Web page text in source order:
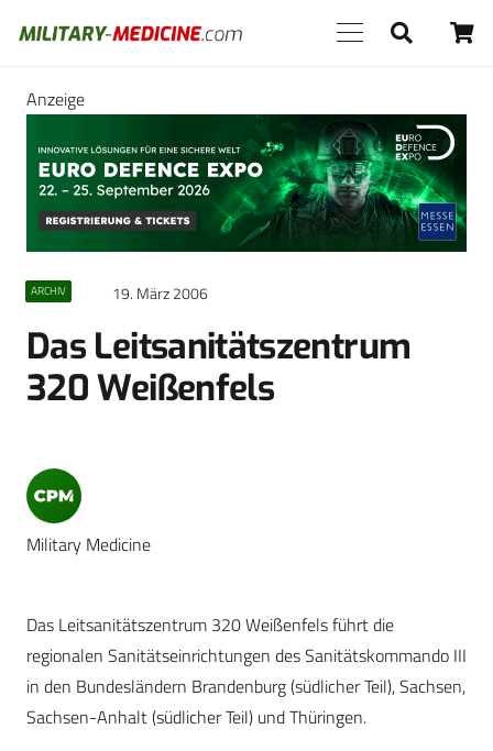
Anzeige
ARCHIV 19. März 2006
Das Leitsanitätszentrum
320 Weißenfels
Military Medicine
Das Leitsanitätszentrum 320 Weißenfels führt die
regionalen Sanitätseinrichtungen des Sanitätskommando III
in den Bundesländern Brandenburg (südlicher Teil), Sachsen,
Sachsen-Anhalt (südlicher Teil) und Thüringen.